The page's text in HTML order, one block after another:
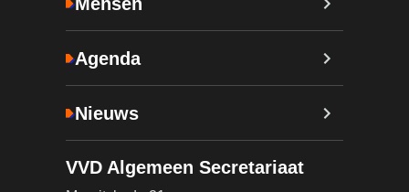
Agenda
Nieuws
VVD Algemeen Secretariaat